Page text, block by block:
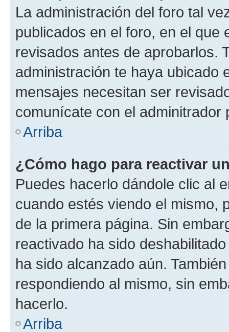
La administración del foro tal
publicados en el foro, en el
revisados antes de aprobarlos.
administración te haya ubicado
mensajes necesitan ser
comunícate con el
Arriba
¿Cómo hago para reactivar
Puedes hacerlo dándole clic al
cuando estés viendo el mismo,
de la primera página. Sin
reactivado ha sido
ha sido alcanzado aún.
respondiendo al mismo, sin
hacerlo.
Arriba